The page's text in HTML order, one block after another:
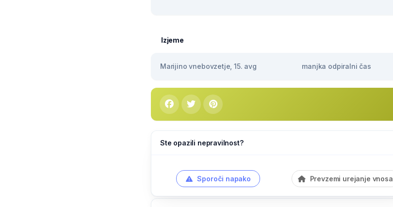
Izjeme
Marijino vnebovzetje, 15. avg manjka odpiralni čas
Ste opazili nepravilnost?
Sporoči napako Prevzemi urejanje vnosa